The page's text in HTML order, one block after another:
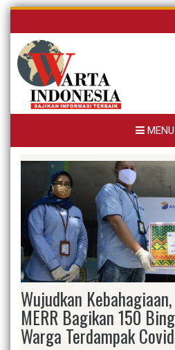
Skip
content
MENU
Wujudkan
MERR Bagikan 150
Warga Terdampak